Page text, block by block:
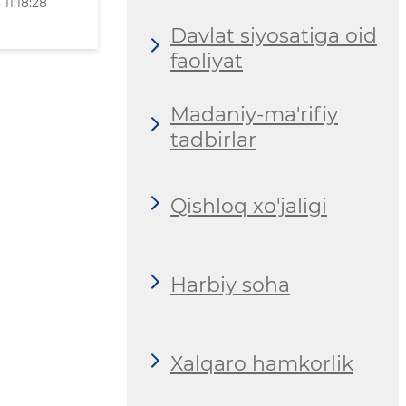
Davlat siyosatiga oid
faoliyat
Madaniy-ma'rifiy
tadbirlar
Qishloq xo'jaligi
Harbiy soha
Xalqaro hamkorlik